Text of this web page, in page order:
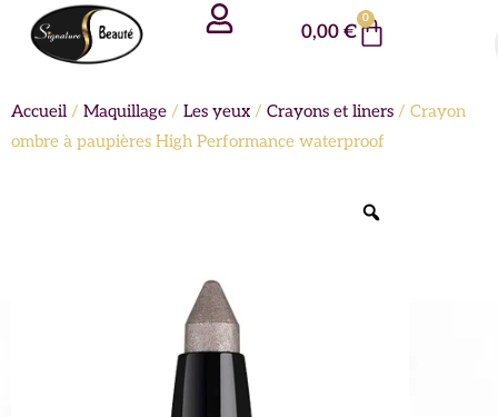
Aller
0,00€
0
Panier
Accueil / Maquillage / Les yeux / Crayons et liners / Crayon
ombre à paupières High Performance waterproof
Panneau de gestion des cookies